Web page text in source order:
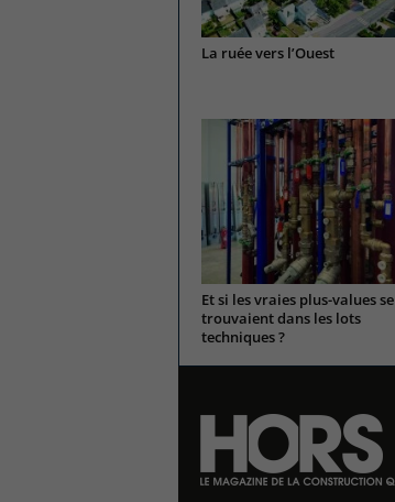
La ruée vers l’Ouest
Et si les vraies plus-values se
trouvaient dans les lots
techniques ?